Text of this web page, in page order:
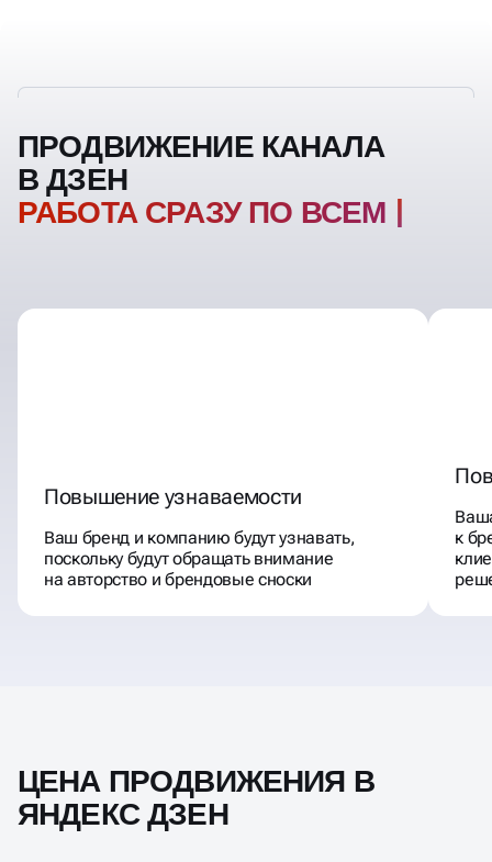
ПРОДВИЖЕНИЕ КАНАЛА
В ДЗЕН
РАБОТА СРАЗУ ПО ВСЕМ
Повышение узнаваемости
Ваш бренд и компанию будут узнавать,
поскольку будут обращать внимание
к
ЦЕНА ПРОДВИЖЕНИЯ В